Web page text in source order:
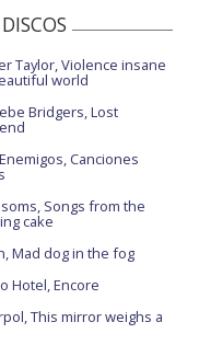
Taylor, Violence insane
world
Bridgers, Lost
Canciones
Songs from the
cake
Mad dog in the fog
Hotel, Encore
This mirror weighs a